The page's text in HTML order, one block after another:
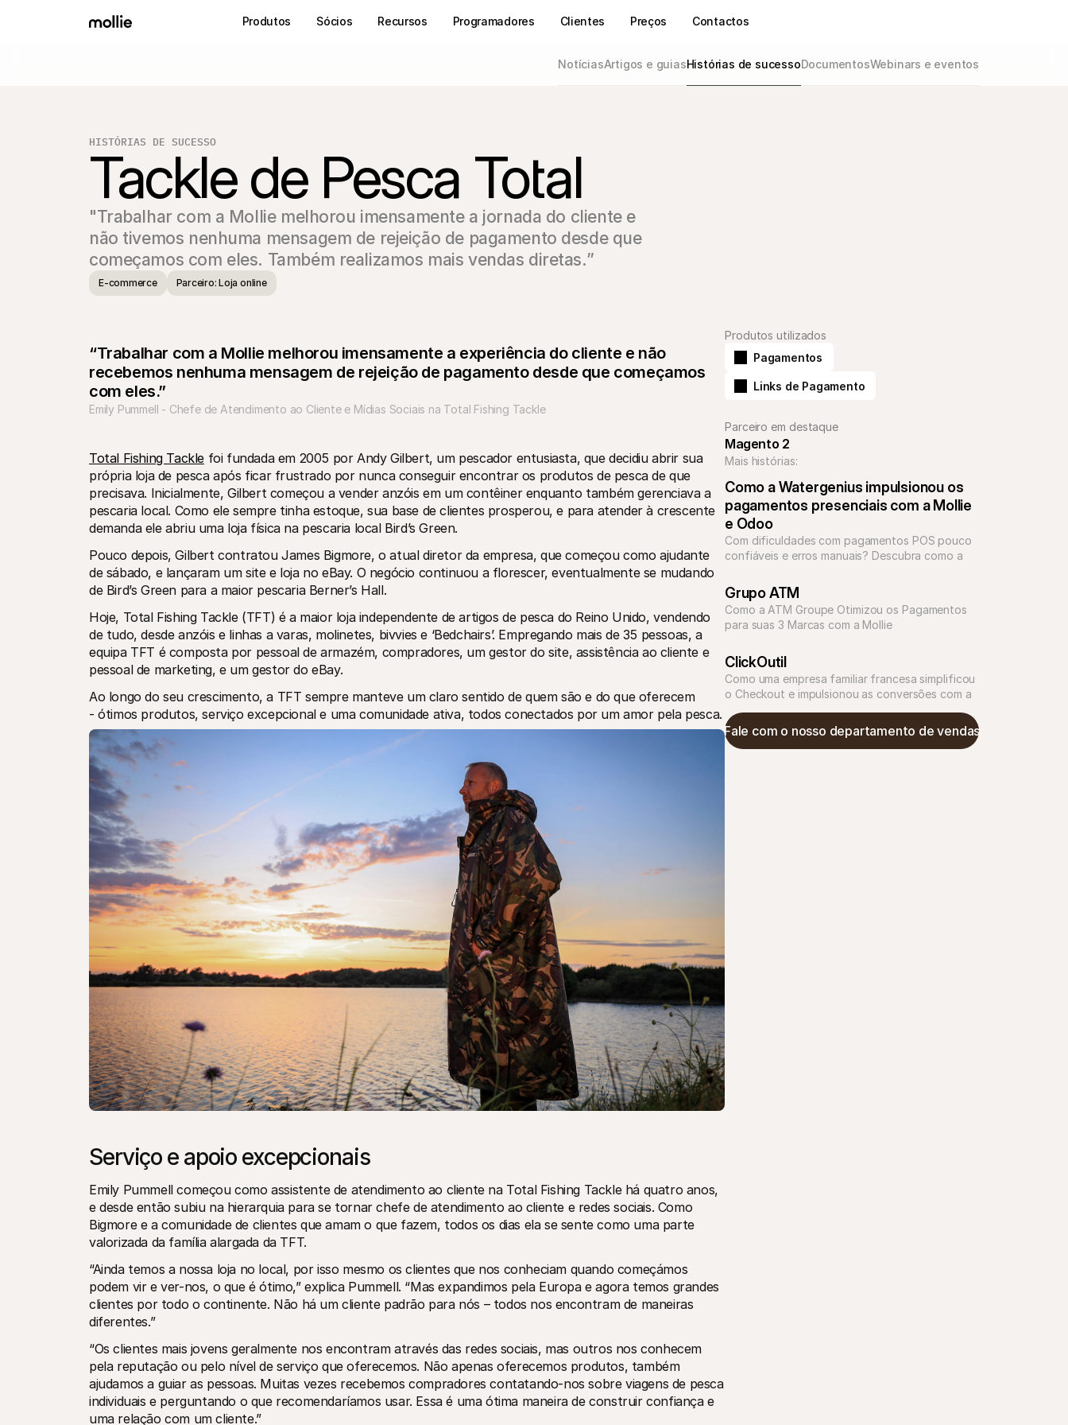
Produtos Sócios Recursos Programadores Clientes Preços Contactos
NotíciasArtigos e guiasHistórias de sucessoDocumentosWebinars e eventos
HISTÓRIAS DE SUCESSO
Tackle de Pesca Total
"Trabalhar com a Mollie melhorou imensamente a jornada do cliente e
não tivemos nenhuma mensagem de rejeição de pagamento desde que
começamos com eles. Também realizamos mais vendas diretas.”
E-commerce Parceiro: Loja online
“Trabalhar com a Mollie melhorou imensamente a experiência do cliente e não
recebemos nenhuma mensagem de rejeição de pagamento desde que começamos
com eles.”
Emily Pummell - Chefe de Atendimento ao Cliente e Mídias Sociais na Total Fishing Tackle
Total Fishing Tackle foi fundada em 2005 por Andy Gilbert, um pescador entusiasta, que decidiu abrir sua
própria loja de pesca após ficar frustrado por nunca conseguir encontrar os produtos de pesca de que
precisava. Inicialmente, Gilbert começou a vender anzóis em um contêiner enquanto também gerenciava a
pescaria local. Como ele sempre tinha estoque, sua base de clientes prosperou, e para atender à crescente
demanda ele abriu uma loja física na pescaria local Bird’s Green.
Pouco depois, Gilbert contratou James Bigmore, o atual diretor da empresa, que começou como ajudante
de sábado, e lançaram um site e loja no eBay. O negócio continuou a florescer, eventualmente se mudando
de Bird’s Green para a maior pescaria Berner’s Hall.
Hoje, Total Fishing Tackle (TFT) é a maior loja independente de artigos de pesca do Reino Unido, vendendo
de tudo, desde anzóis e linhas a varas, molinetes, bivvies e ‘Bedchairs’. Empregando mais de 35 pessoas, a
equipa TFT é composta por pessoal de armazém, compradores, um gestor do site, assistência ao cliente e
pessoal de marketing, e um gestor do eBay.
Ao longo do seu crescimento, a TFT sempre manteve um claro sentido de quem são e do que oferecem
- ótimos produtos, serviço excepcional e uma comunidade ativa, todos conectados por um amor pela pesca.
Serviço e apoio excepcionais
Emily Pummell começou como assistente de atendimento ao cliente na Total Fishing Tackle há quatro anos,
e desde então subiu na hierarquia para se tornar chefe de atendimento ao cliente e redes sociais. Como
Bigmore e a comunidade de clientes que amam o que fazem, todos os dias ela se sente como uma parte
valorizada da família alargada da TFT.
“Ainda temos a nossa loja no local, por isso mesmo os clientes que nos conheciam quando começámos
podem vir e ver-nos, o que é ótimo,” explica Pummell. “Mas expandimos pela Europa e agora temos grandes
clientes por todo o continente. Não há um cliente padrão para nós – todos nos encontram de maneiras
diferentes.”
“Os clientes mais jovens geralmente nos encontram através das redes sociais, mas outros nos conhecem
pela reputação ou pelo nível de serviço que oferecemos. Não apenas oferecemos produtos, também
ajudamos a guiar as pessoas. Muitas vezes recebemos compradores contatando-nos sobre viagens de pesca
individuais e perguntando o que recomendaríamos usar. Essa é uma ótima maneira de construir confiança e
uma relação com um cliente.”
Produtos utilizados
Pagamentos
Links de Pagamento
Parceiro em destaque
Magento 2
Mais histórias:
Como a Watergenius impulsionou os
pagamentos presenciais com a Mollie
e Odoo
Com dificuldades com pagamentos POS pouco
confiáveis e erros manuais? Descubra como a
Grupo ATM
Como a ATM Groupe Otimizou os Pagamentos
para suas 3 Marcas com a Mollie
ClickOutil
Como uma empresa familiar francesa simplificou
o Checkout e impulsionou as conversões com a
Fale com o nosso departamento de vendas